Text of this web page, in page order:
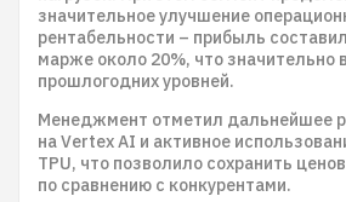
значительное улучшение
рентабельности – прибыль
марже около 20%, что значительно
прошлогодних уровней.
Менеджмент отметил дальнейшее
на Vertex AI и активное
TPU, что позволило сохранить
по сравнению с конкурентами.